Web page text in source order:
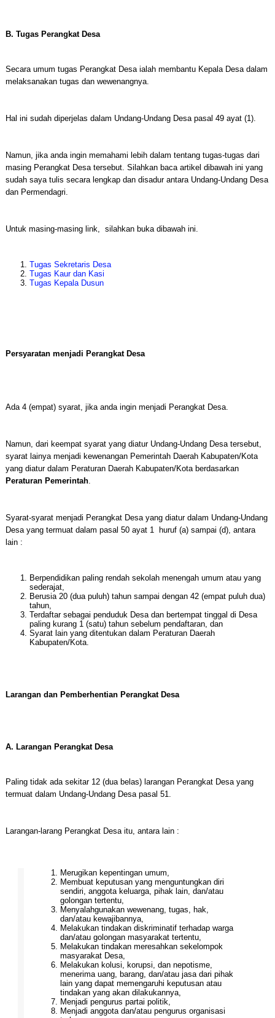
B. Tugas Perangkat Desa
Secara umum tugas Perangkat Desa ialah membantu Kepala Desa dalam
melaksanakan tugas dan wewenangnya.
Hal ini sudah diperjelas dalam Undang-Undang Desa pasal 49 ayat (1).
Namun, jika anda ingin memahami lebih dalam tentang tugas-tugas dari
masing Perangkat Desa tersebut. Silahkan baca artikel dibawah ini yang
sudah saya tulis secara lengkap dan disadur antara Undang-Undang Desa
dan Permendagri.
Untuk masing-masing link, silahkan buka dibawah ini.
Tugas Sekretaris Desa
Tugas Kaur dan Kasi
Tugas Kepala Dusun
Persyaratan menjadi Perangkat Desa
Ada 4 (empat) syarat, jika anda ingin menjadi Perangkat Desa.
Namun, dari keempat syarat yang diatur Undang-Undang Desa tersebut,
syarat lainya menjadi kewenangan Pemerintah Daerah Kabupaten/Kota
yang diatur dalam Peraturan Daerah Kabupaten/Kota berdasarkan
Peraturan Pemerintah.
Syarat-syarat menjadi Perangkat Desa yang diatur dalam Undang-Undang
Desa yang termuat dalam pasal 50 ayat 1 huruf (a) sampai (d), antara
lain :
Berpendidikan paling rendah sekolah menengah umum atau yang
sederajat,
Berusia 20 (dua puluh) tahun sampai dengan 42 (empat puluh dua)
tahun,
Terdaftar sebagai penduduk Desa dan bertempat tinggal di Desa
paling kurang 1 (satu) tahun sebelum pendaftaran, dan
Syarat lain yang ditentukan dalam Peraturan Daerah
Kabupaten/Kota.
Larangan dan Pemberhentian Perangkat Desa
A. Larangan Perangkat Desa
Paling tidak ada sekitar 12 (dua belas) larangan Perangkat Desa yang
termuat dalam Undang-Undang Desa pasal 51.
Larangan-larang Perangkat Desa itu, antara lain :
Merugikan kepentingan umum,
Membuat keputusan yang menguntungkan diri
sendiri, anggota keluarga, pihak lain, dan/atau
golongan tertentu,
Menyalahgunakan wewenang, tugas, hak,
dan/atau kewajibannya,
Melakukan tindakan diskriminatif terhadap warga
dan/atau golongan masyarakat tertentu,
Melakukan tindakan meresahkan sekelompok
masyarakat Desa,
Melakukan kolusi, korupsi, dan nepotisme,
menerima uang, barang, dan/atau jasa dari pihak
lain yang dapat memengaruhi keputusan atau
tindakan yang akan dilakukannya,
Menjadi pengurus partai politik,
Menjadi anggota dan/atau pengurus organisasi